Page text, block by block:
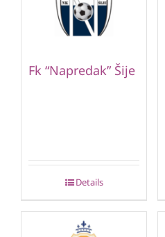
Fk “Napredak” Šije
Details